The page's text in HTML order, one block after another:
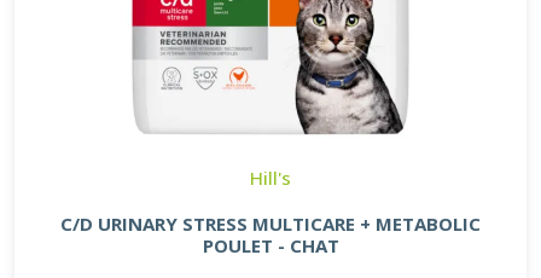
Hill's
C/D URINARY STRESS MULTICARE + METABOLIC
POULET - CHAT